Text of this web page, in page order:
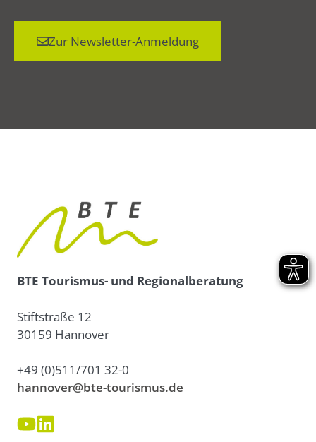
Zur Newsletter-Anmeldung
BTE Tourismus- und Regionalberatung
Stiftstraße 12
30159 Hannover
+49 (0)511/701 32-0
hannover@bte-tourismus.de